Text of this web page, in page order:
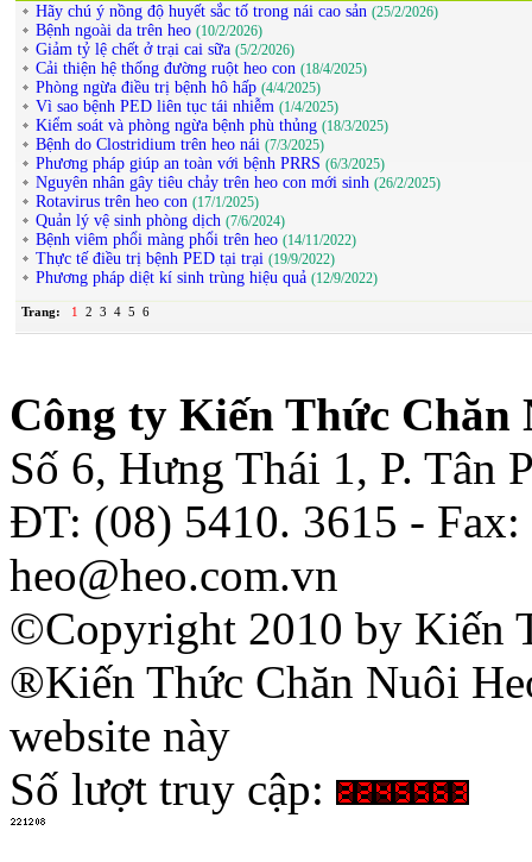
Hãy chú ý nồng độ huyết sắc tố trong nái cao sản (25/2/2026)
Bệnh ngoài da trên heo (10/2/2026)
Giảm tỷ lệ chết ở trại cai sữa (5/2/2026)
Cải thiện hệ thống đường ruột heo con (18/4/2025)
Phòng ngừa điều trị bệnh hô hấp (4/4/2025)
Vì sao bệnh PED liên tục tái nhiễm (1/4/2025)
Kiểm soát và phòng ngừa bệnh phù thủng (18/3/2025)
Bệnh do Clostridium trên heo nái (7/3/2025)
Phương pháp giúp an toàn với bệnh PRRS (6/3/2025)
Nguyên nhân gây tiêu chảy trên heo con mới sinh (26/2/2025)
Rotavirus trên heo con (17/1/2025)
Quản lý vệ sinh phòng dịch (7/6/2024)
Bệnh viêm phổi màng phổi trên heo (14/11/2022)
Thực tế điều trị bệnh PED tại trại (19/9/2022)
Phương pháp diệt kí sinh trùng hiệu quả (12/9/2022)
Trang: 1 2 3 4 5 6
Công ty Kiến Thức Chăn
Số 6, Hưng Thái 1, P. Tân
ĐT: (08) 5410. 3615 -
heo@heo.com.vn
©Copyright 2010 by Kiến
®Kiến Thức Chăn Nuôi
website này
Số lượt truy cập: